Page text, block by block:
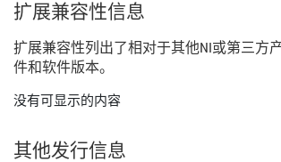
扩展兼容性信息
扩展兼容性列出了相对于其他NI或第三方
件和软件版本。
没有可显示的内容
其他发行信息